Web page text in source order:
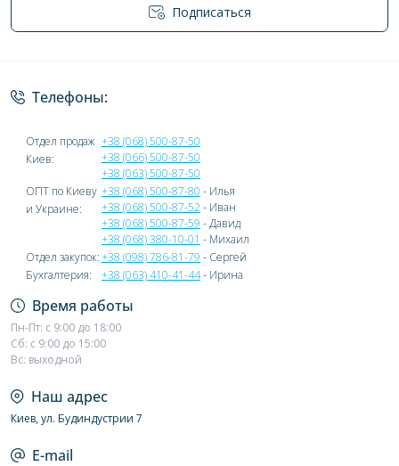
Подписаться
Политика конфиденциальности
Телефоны:
Отдел продаж
Киев:
+38 (068) 500-87-50
+38 (066) 500-87-50
+38 (063) 500-87-50
ОПТ по Киеву
и Украине:
+38 (068) 500-87-80 - Илья
+38 (068) 500-87-52- Иван
+38 (068) 500-87-59 - Давид
+38 (068) 380-10-01 - Михаил
Отдел закупок:+38 (098) 786-81-79 - Сергей
Бухгалтерия:
+38 (063) 410-41-44- Ирина
Время работы
Пн-Пт: с 9:00 до 18:00
Сб: с 9:00 до 15:00
Вс: выходной
Наш адрес
Киев, ул. Будиндустрии 7
E-mail